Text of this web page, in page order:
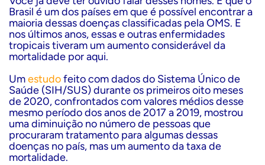
Brasil é um dos países em que é possível encontrara
maioriadessas doenças classificadas pela OMS. E
nos últimos anos, essas e outras enfermidades
tropicais tiveram um aumento considerável da
mortalidade por aqui.
Umestudofeito com dados do Sistema Único de
Saúde (SIH/SUS) durante os primeiros oito meses
de 2020, confrontados com valores médios desse
mesmo período dos anos de 2017 a 2019, mostrou
uma diminuição no número de pessoas que
procuraram tratamento para algumas dessas
doenças no país, mas um aumento da taxa de
mortalidade.